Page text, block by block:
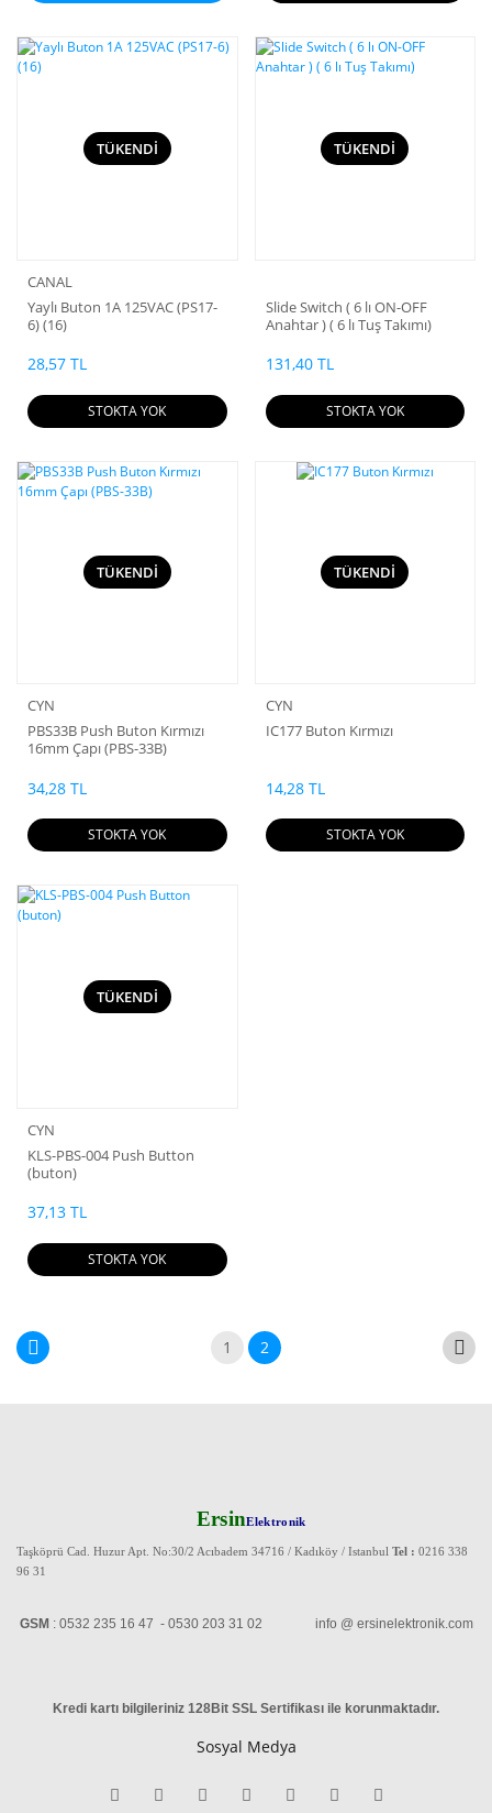
TÜKENDİ
CANAL
Yaylı Buton 1A 125VAC (PS17-
6) (16)
28,57 TL
STOKTA YOK
TÜKENDİ
Slide Switch ( 6 lı ON-OFF
Anahtar ) ( 6 lı Tuş Takımı)
131,40 TL
STOKTA YOK
TÜKENDİ
CYN
PBS33B Push Buton Kırmızı
16mm Çapı (PBS-33B)
34,28 TL
STOKTA YOK
TÜKENDİ
CYN
IC177 Buton Kırmızı
14,28 TL
STOKTA YOK
TÜKENDİ
CYN
KLS-PBS-004 Push Button
(buton)
37,13 TL
STOKTA YOK
1 2
ErsinElektronik
Taşköprü Cad. Huzur Apt. No:30/2 Acıbadem 34716 / Kadıköy / Istanbul Tel : 0216 338
96 31
GSM : 0532 235 16 47 - 0530 203 31 02 info @ ersinelektronik.com
Kredi kartı bilgileriniz 128Bit SSL Sertifikası ile korunmaktadır.
Sosyal Medya